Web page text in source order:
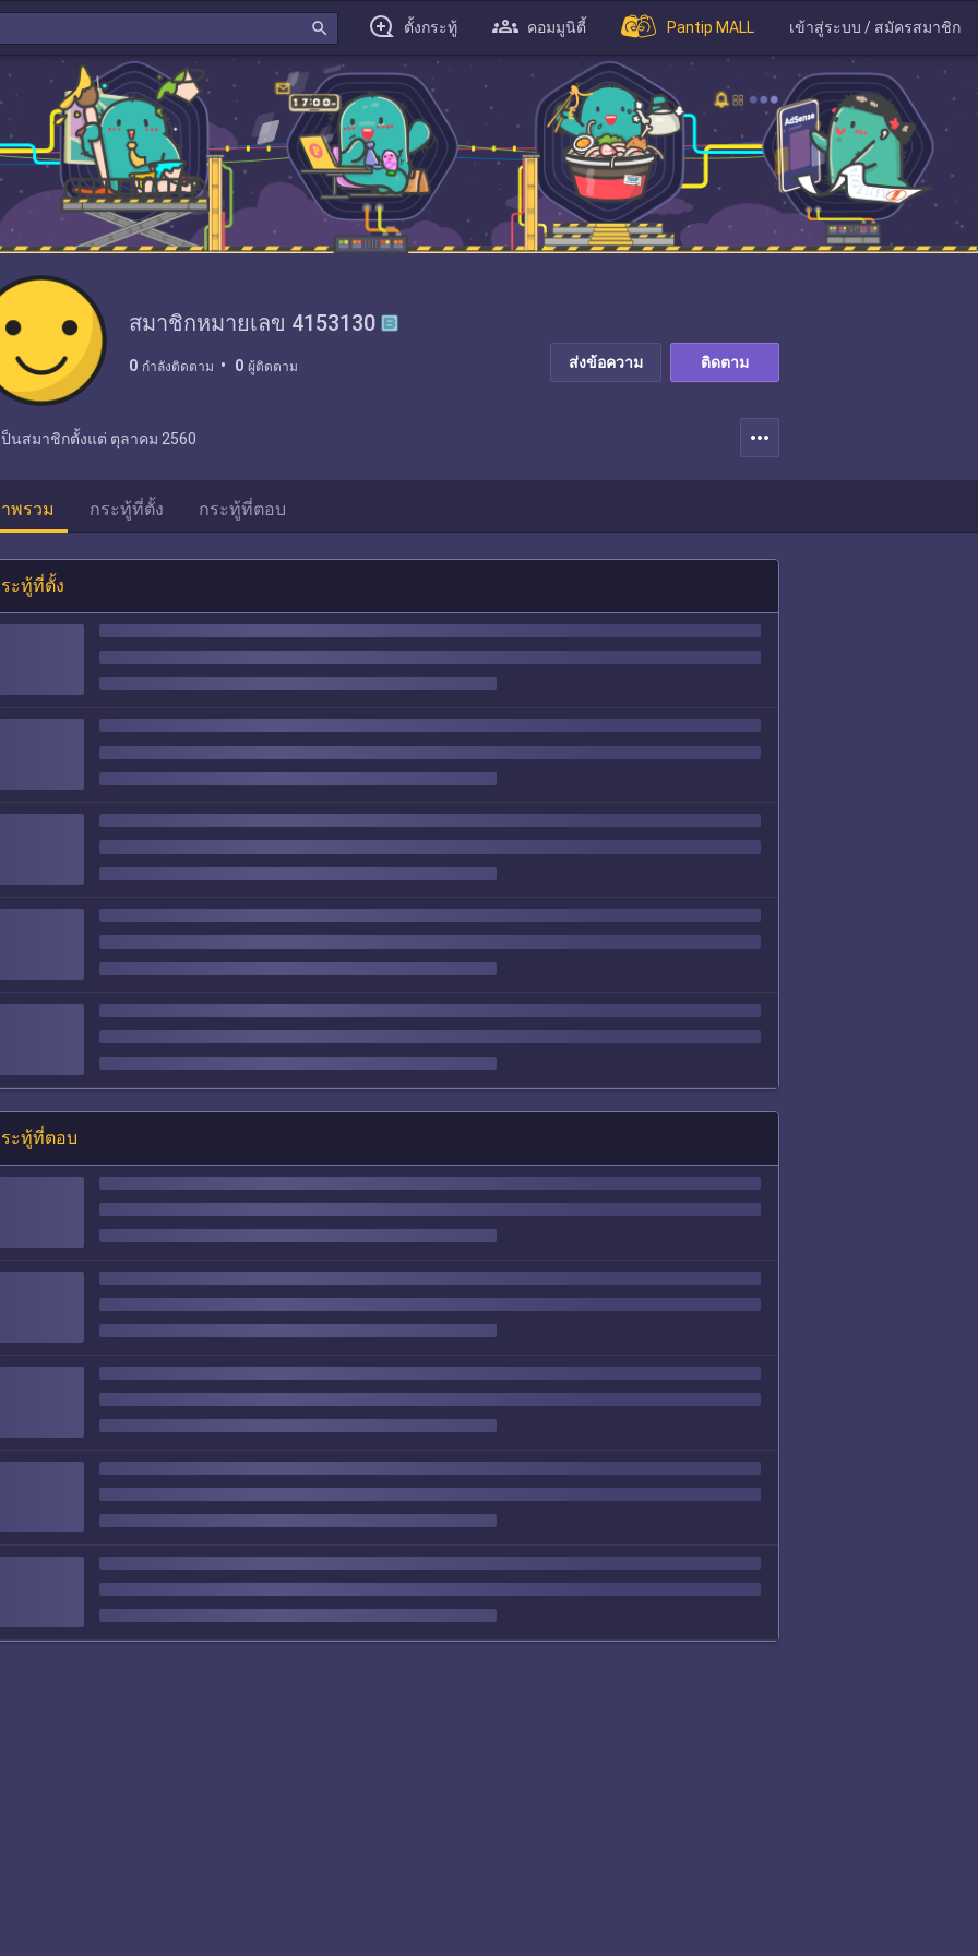
search ตั้งกระทู้ คอมมูนิตี้ Pantip MALL เข้าสู่ระบบ / สมัครสมาชิก
สมาชิกหมายเลข 4153130
0 กำลังติดตาม 0 ผู้ติดตาม ส่งข้อความ ติดตาม
ป็นสมาชิกตั้งแต่ ตุลาคม 2560 more_horiz
พรวม กระทู้ที่ตั้ง กระทู้ที่ตอบ
ะทู้ที่ตั้ง
ะทู้ที่ตอบ